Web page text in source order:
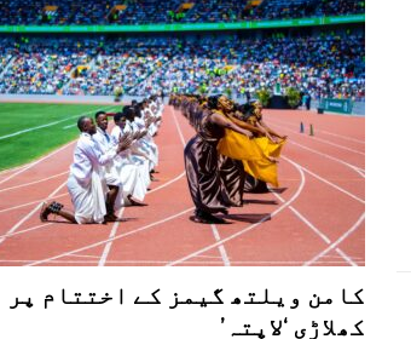
کامن ویلتھ گیمز کے اختتام پر
کھلاڑی ‘لاپتہ’